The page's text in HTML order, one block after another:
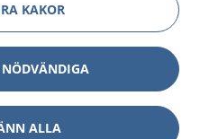
KAKOR
ALLA